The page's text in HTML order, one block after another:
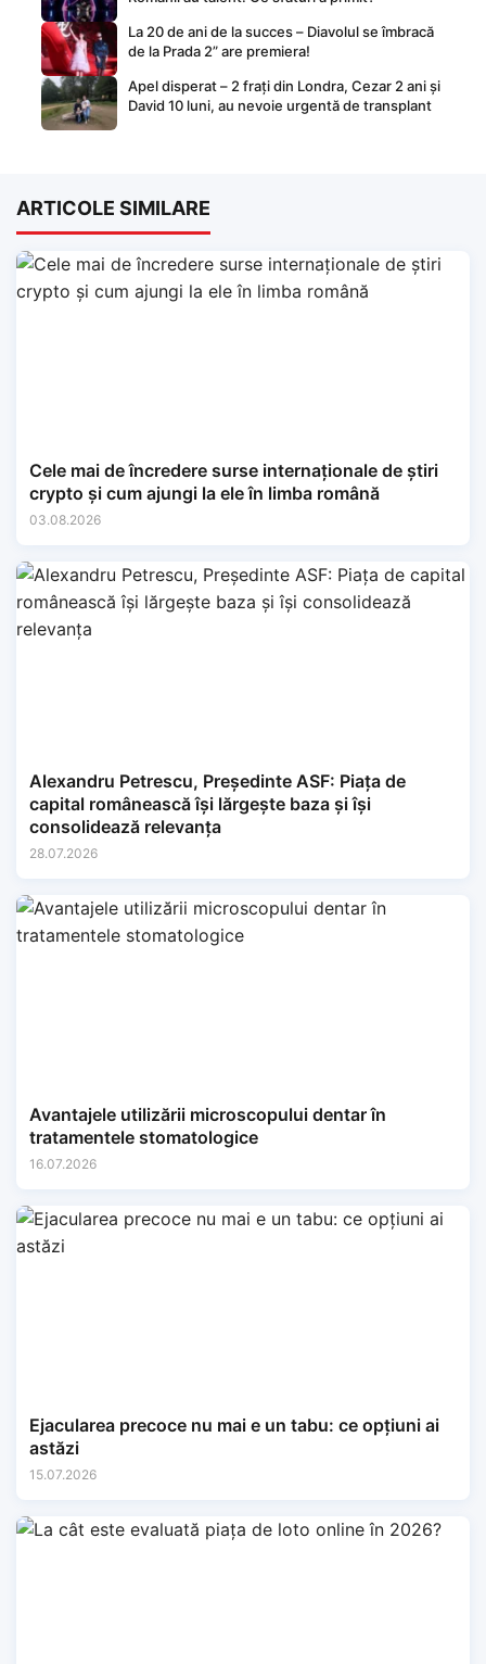
La 20 de ani de la succes – Diavolul se îmbracă
de la Prada 2” are premiera!
Apel disperat – 2 frați din Londra, Cezar 2 ani și
David 10 luni, au nevoie urgentă de transplant
ARTICOLE SIMILARE
Cele mai de încredere surse internaționale de știri
crypto și cum ajungi la ele în limba română
03.08.2026
Alexandru Petrescu, Președinte ASF: Piața de
capital românească își lărgește baza și își
consolidează relevanța
28.07.2026
Avantajele utilizării microscopului dentar în
tratamentele stomatologice
16.07.2026
Ejacularea precoce nu mai e un tabu: ce opțiuni ai
astăzi
15.07.2026